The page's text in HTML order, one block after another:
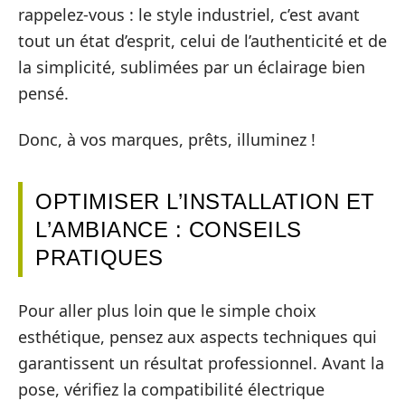
rappelez-vous : le style industriel, c’est avant
tout un état d’esprit, celui de l’authenticité et de
la simplicité, sublimées par un éclairage bien
pensé.
Donc, à vos marques, prêts, illuminez !
OPTIMISER L’INSTALLATION ET
L’AMBIANCE : CONSEILS
PRATIQUES
Pour aller plus loin que le simple choix
esthétique, pensez aux aspects techniques qui
garantissent un résultat professionnel. Avant la
pose, vérifiez la compatibilité électrique